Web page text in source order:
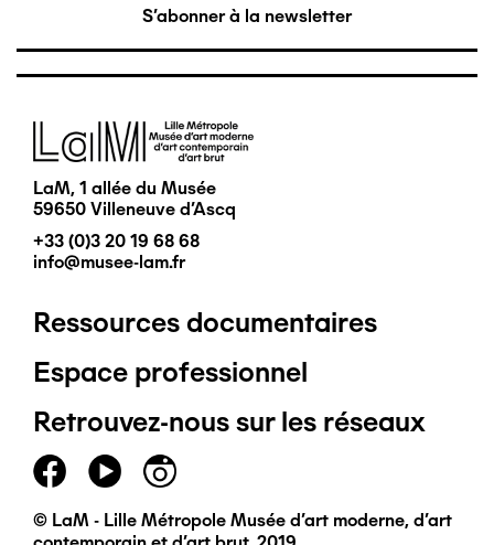
S'abonner à la newsletter
Image
LaM, 1 allée du Musée
59650 Villeneuve d'Ascq
+33 (0)3 20 19 68 68
info@musee-lam.fr
Pied
de
page
principal
Ressources documentaires
Espace professionnel
Retrouvez-nous sur les réseaux
© LaM - Lille Métropole Musée d'art moderne, d'art